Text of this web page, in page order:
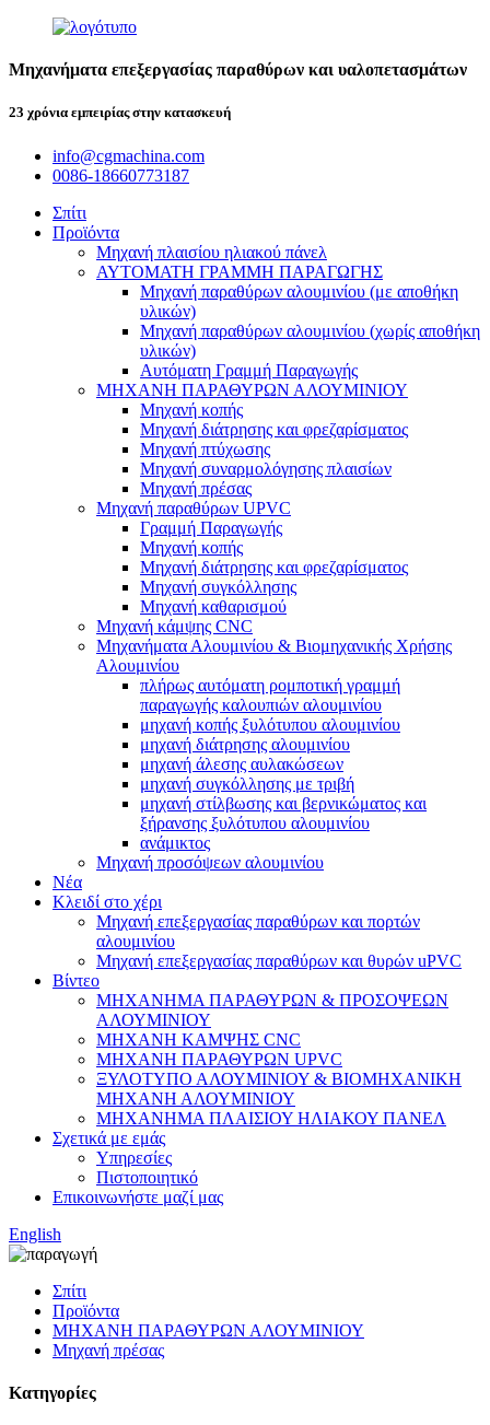
Μηχανήματα επεξεργασίας παραθύρων και υαλοπετασμάτων
23 χρόνια εμπειρίας στην κατασκευή
info@cgmachina.com
0086-18660773187
Σπίτι
Προϊόντα
Μηχανή πλαισίου ηλιακού πάνελ
ΑΥΤΟΜΑΤΗ ΓΡΑΜΜΗ ΠΑΡΑΓΩΓΗΣ
Μηχανή παραθύρων αλουμινίου (με αποθήκη
υλικών)
Μηχανή παραθύρων αλουμινίου (χωρίς αποθήκη
υλικών)
Αυτόματη Γραμμή Παραγωγής
ΜΗΧΑΝΗ ΠΑΡΑΘΥΡΩΝ ΑΛΟΥΜΙΝΙΟΥ
Μηχανή κοπής
Μηχανή διάτρησης και φρεζαρίσματος
Μηχανή πτύχωσης
Μηχανή συναρμολόγησης πλαισίων
Μηχανή πρέσας
Μηχανή παραθύρων UPVC
Γραμμή Παραγωγής
Μηχανή κοπής
Μηχανή διάτρησης και φρεζαρίσματος
Μηχανή συγκόλλησης
Μηχανή καθαρισμού
Μηχανή κάμψης CNC
Μηχανήματα Αλουμινίου & Βιομηχανικής Χρήσης
Αλουμινίου
πλήρως αυτόματη ρομποτική γραμμή
παραγωγής καλουπιών αλουμινίου
μηχανή κοπής ξυλότυπου αλουμινίου
μηχανή διάτρησης αλουμινίου
μηχανή άλεσης αυλακώσεων
μηχανή συγκόλλησης με τριβή
μηχανή στίλβωσης και βερνικώματος και
ξήρανσης ξυλότυπου αλουμινίου
ανάμικτος
Μηχανή προσόψεων αλουμινίου
Νέα
Κλειδί στο χέρι
Μηχανή επεξεργασίας παραθύρων και πορτών
αλουμινίου
Μηχανή επεξεργασίας παραθύρων και θυρών uPVC
Βίντεο
ΜΗΧΑΝΗΜΑ ΠΑΡΑΘΥΡΩΝ & ΠΡΟΣΟΨΕΩΝ
ΑΛΟΥΜΙΝΙΟΥ
ΜΗΧΑΝΗ ΚΑΜΨΗΣ CNC
ΜΗΧΑΝΗ ΠΑΡΑΘΥΡΩΝ UPVC
ΞΥΛΟΤΥΠΟ ΑΛΟΥΜΙΝΙΟΥ & ΒΙΟΜΗΧΑΝΙΚΗ
ΜΗΧΑΝΗ ΑΛΟΥΜΙΝΙΟΥ
ΜΗΧΑΝΗΜΑ ΠΛΑΙΣΙΟΥ ΗΛΙΑΚΟΥ ΠΑΝΕΛ
Σχετικά με εμάς
Υπηρεσίες
Πιστοποιητικό
Επικοινωνήστε μαζί μας
English
Σπίτι
Προϊόντα
ΜΗΧΑΝΗ ΠΑΡΑΘΥΡΩΝ ΑΛΟΥΜΙΝΙΟΥ
Μηχανή πρέσας
Κατηγορίες